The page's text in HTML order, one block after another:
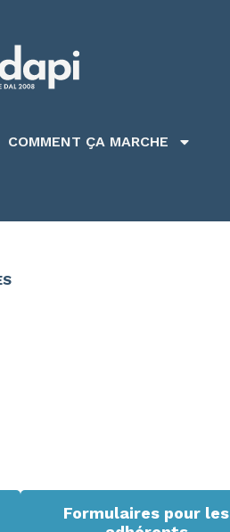
COMMENT ÇA MARCHE
Formulaires pour les